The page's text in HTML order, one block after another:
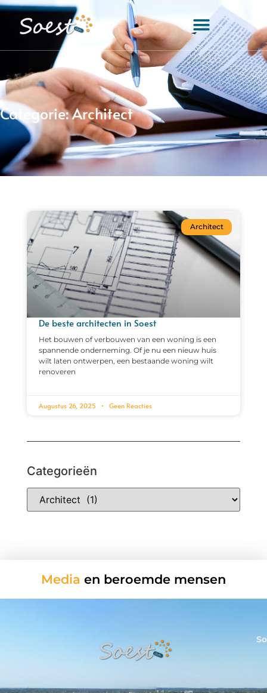
Categorie: Architect
Categorieën
Architect
De beste architecten in Soest
Het bouwen of verbouwen van een woning is een
spannende onderneming. Of je nu een nieuw huis
wilt laten ontwerpen, een bestaande woning wilt
renoveren
Augustus 26, 2025 Geen Reacties
Media en beroemde mensen